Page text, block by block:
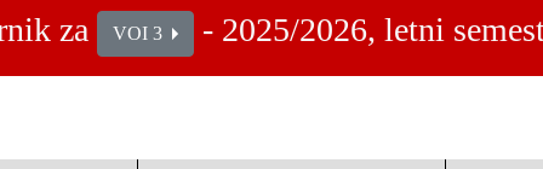
za VOI 3 - 2025/2026, letni